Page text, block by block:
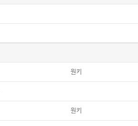
원키
원키